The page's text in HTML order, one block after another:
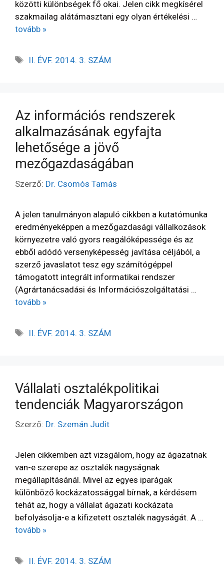
közötti különbségek fő okai. Jelen cikk megkísérel
szakmailag alátámasztani egy olyan értékelési …
tovább »
II. ÉVF. 2014. 3. SZÁM
Az információs rendszerek
alkalmazásának egyfajta
lehetősége a jövő
mezőgazdaságában
Szerző: Dr. Csomós Tamás
A jelen tanulmányon alapuló cikkben a kutatómunka
eredményeképpen a mezőgazdasági vállalkozások
környezetre való gyors reagálóképessége és az
ebből adódó versenyképesség javítása céljából, a
szerző javaslatot tesz egy számítógéppel
támogatott integrált informatikai rendszer
(Agrártanácsadási és Információszolgáltatási …
tovább »
II. ÉVF. 2014. 3. SZÁM
Vállalati osztalékpolitikai
tendenciák Magyarországon
Szerző: Dr. Szemán Judit
Jelen cikkemben azt vizsgálom, hogy az ágazatnak
van-e szerepe az osztalék nagyságnak
megállapításánál. Mivel az egyes iparágak
különböző kockázatossággal bírnak, a kérdésem
tehát az, hogy a vállalat ágazati kockázata
befolyásolja-e a kifizetett osztalék nagyságát. A …
tovább »
II. ÉVF. 2014. 3. SZÁM